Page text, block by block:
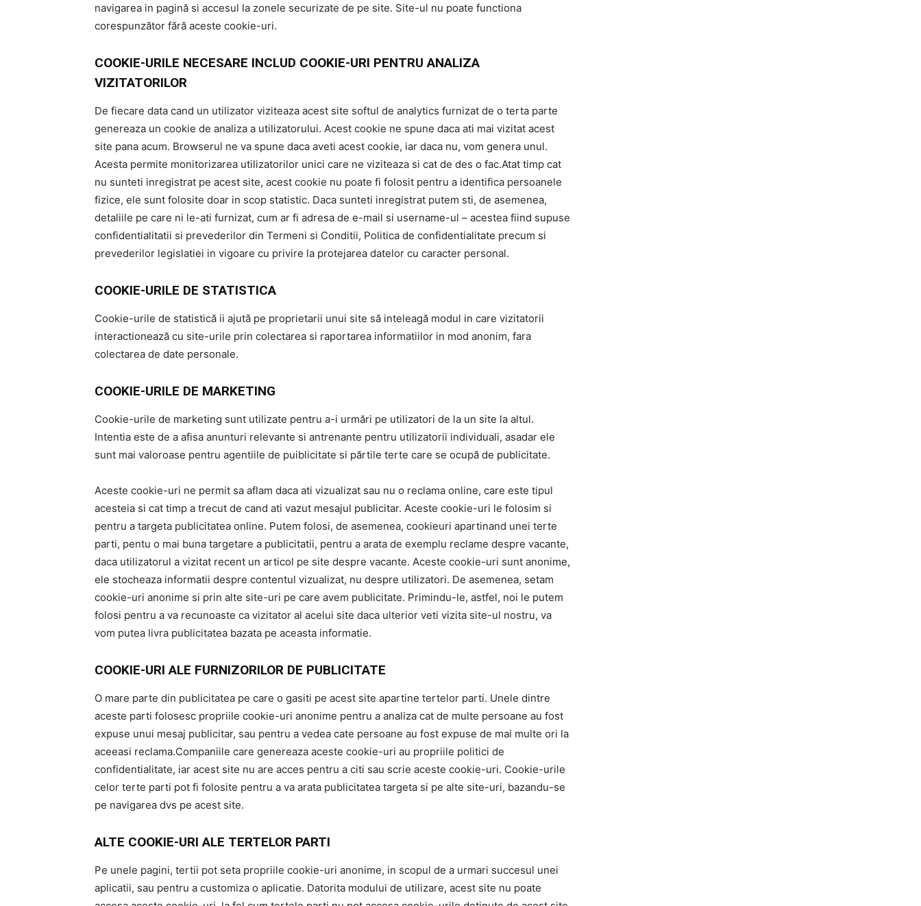
navigarea in pagină si accesul la zonele securizate de pe site. Site-ul nu poate functiona
corespunzător fără aceste cookie-uri.
COOKIE-URILE NECESARE INCLUD COOKIE-URI PENTRU ANALIZA
VIZITATORILOR
De fiecare data cand un utilizator viziteaza acest site softul de analytics furnizat de o terta parte
genereaza un cookie de analiza a utilizatorului. Acest cookie ne spune daca ati mai vizitat acest
site pana acum. Browserul ne va spune daca aveti acest cookie, iar daca nu, vom genera unul.
Acesta permite monitorizarea utilizatorilor unici care ne viziteaza si cat de des o fac.Atat timp cat
nu sunteti inregistrat pe acest site, acest cookie nu poate fi folosit pentru a identifica persoanele
fizice, ele sunt folosite doar in scop statistic. Daca sunteti inregistrat putem sti, de asemenea,
detaliile pe care ni le-ati furnizat, cum ar fi adresa de e-mail si username-ul – acestea fiind supuse
confidentialitatii si prevederilor din Termeni si Conditii, Politica de confidentialitate precum si
prevederilor legislatiei in vigoare cu privire la protejarea datelor cu caracter personal.
COOKIE-URILE DE STATISTICA
Cookie-urile de statistică ii ajută pe proprietarii unui site să inteleagă modul in care vizitatorii
interactionează cu site-urile prin colectarea si raportarea informatiilor in mod anonim, fara
colectarea de date personale.
COOKIE-URILE DE MARKETING
Cookie-urile de marketing sunt utilizate pentru a-i urmări pe utilizatori de la un site la altul.
Intentia este de a afisa anunturi relevante si antrenante pentru utilizatorii individuali, asadar ele
sunt mai valoroase pentru agentiile de puiblicitate si părtile terte care se ocupă de publicitate.
Aceste cookie-uri ne permit sa aflam daca ati vizualizat sau nu o reclama online, care este tipul
acesteia si cat timp a trecut de cand ati vazut mesajul publicitar. Aceste cookie-uri le folosim si
pentru a targeta publicitatea online. Putem folosi, de asemenea, cookieuri apartinand unei terte
parti, pentu o mai buna targetare a publicitatii, pentru a arata de exemplu reclame despre vacante,
daca utilizatorul a vizitat recent un articol pe site despre vacante. Aceste cookie-uri sunt anonime,
ele stocheaza informatii despre contentul vizualizat, nu despre utilizatori. De asemenea, setam
cookie-uri anonime si prin alte site-uri pe care avem publicitate. Primindu-le, astfel, noi le putem
folosi pentru a va recunoaste ca vizitator al acelui site daca ulterior veti vizita site-ul nostru, va
vom putea livra publicitatea bazata pe aceasta informatie.
COOKIE-URI ALE FURNIZORILOR DE PUBLICITATE
O mare parte din publicitatea pe care o gasiti pe acest site apartine tertelor parti. Unele dintre
aceste parti folosesc propriile cookie-uri anonime pentru a analiza cat de multe persoane au fost
expuse unui mesaj publicitar, sau pentru a vedea cate persoane au fost expuse de mai multe ori la
aceeasi reclama.Companiile care genereaza aceste cookie-uri au propriile politici de
confidentialitate, iar acest site nu are acces pentru a citi sau scrie aceste cookie-uri. Cookie-urile
celor terte parti pot fi folosite pentru a va arata publicitatea targeta si pe alte site-uri, bazandu-se
pe navigarea dvs pe acest site.
ALTE COOKIE-URI ALE TERTELOR PARTI
Pe unele pagini, tertii pot seta propriile cookie-uri anonime, in scopul de a urmari succesul unei
aplicatii, sau pentru a customiza o aplicatie. Datorita modului de utilizare, acest site nu poate